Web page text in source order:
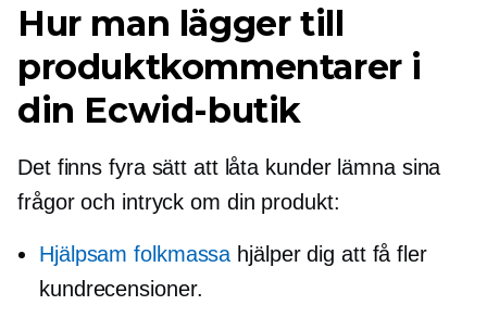
Hur man lägger till
produktkommentarer i
din Ecwid-butik
Det finns fyra sätt att låta kunder lämna sina
frågor och intryck om din produkt:
Hjälpsam folkmassa hjälper dig att få fler
kundrecensioner.